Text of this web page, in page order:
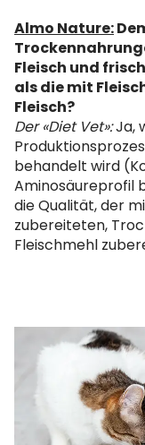
Almo Nature:
Fleisch und
als die mit
Fleisch?
Der «Diet Vet»:Ja,
behandelt wird
Aminosäureprofil
die Qualität, der
zubereiteten,
Fleischmehl